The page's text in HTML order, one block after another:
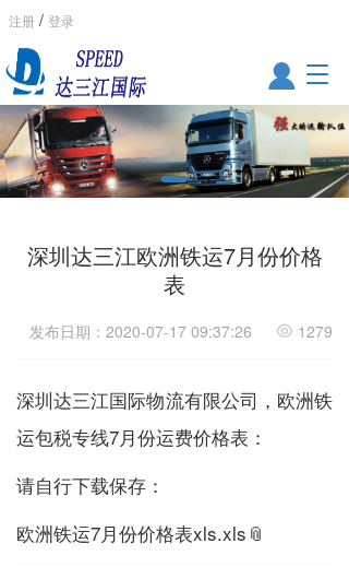
注册 / 登录
T
g
l
e
v
i
t
n
深圳达三江欧洲铁运7月份价格
表
发布日期：2020-07-17 09:37:26 1279
深圳达三江国际物流有限公司，欧洲铁
运包税专线7月份运费价格表：
请自行下载保存：
欧洲铁运7月份价格表xls.xls